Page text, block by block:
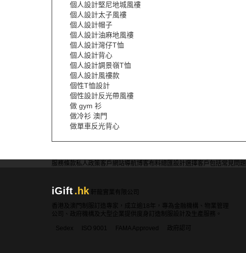
個人設計堅尼地城風褸
個人設計太子風褸
個人設計帽子
個人設計油麻地風褸
個人設計灣仔T恤
個人設計背心
個人設計調景嶺T恤
個人設計風褸款
個性T恤設計
個性設計反光帶風褸
做 gym 衫
做冷衫 澳門
做單車反光背心
服務條款私人政策客戶 網站導航博客布料總匯設計選擇客戶包括常見問題
iGift.hk
軒龍實業有限公司
香港及澳門制服訂造專家，成立逾18年，專為金融機構、物業管理
公司、政府機構及大型企業提供度身訂造制服設計及生產服務。
Sedex
ISO 9001 FAMA Approved 政府認可